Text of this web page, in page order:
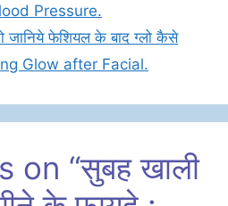
Pressure.
जानिये फेशियल के बाद ग्लो कैसे
Glow after Facial.
“सुबह खाली